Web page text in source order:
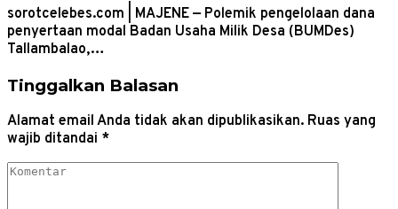
sorotcelebes.com | MAJENE — Polemik pengelolaan dana
penyertaan modal Badan Usaha Milik Desa (BUMDes)
Tallambalao,…
Tinggalkan Balasan
Alamat email Anda tidak akan dipublikasikan. Ruas yang
wajib ditandai *